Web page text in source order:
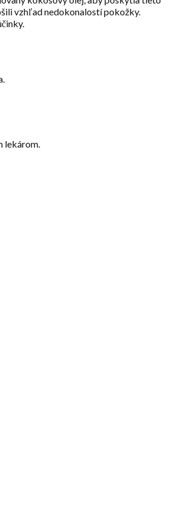
vzhľad nedokonalostí pokožky.
lekárom.